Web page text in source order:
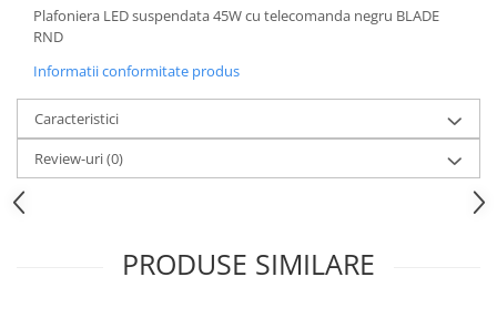
Iluminat decorativ de Craciun
Plafoniera LED suspendata 45W cu telecomanda negru BLADE
RND
Informatii conformitate produs
Caracteristici
Review-uri(0)
PRODUSE SIMILARE